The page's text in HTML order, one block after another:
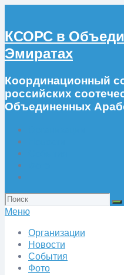
КСОРС в
Эмиратах
Координационный
российских
Объединенных
Искать:
Меню
Организации
Новости
События
Фото